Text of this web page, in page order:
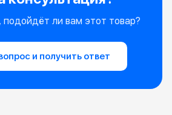
ли вам этот товар?
и получить ответ